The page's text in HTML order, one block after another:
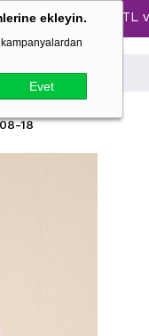
ekleyin.
Evet
→ 1500 TL ve
18